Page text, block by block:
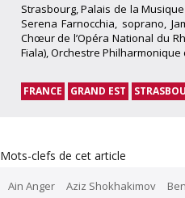
Strasbourg, Palais de la
Serena Farnocchia, soprano,
Chœur de l’Opéra National du
Fiala), Orchestre
FRANCE GRAND EST
Mots-clefs de cet article
Ain Anger Aziz Shokhakimov